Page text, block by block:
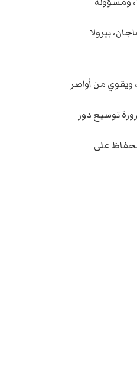
بيرولا
ويقوي من أواصر
توسيع دور
على